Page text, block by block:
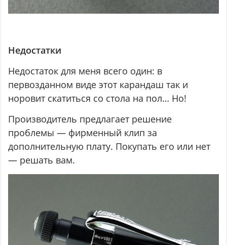
Недостатки
Недостаток для меня всего один: в
первозданном виде этот карандаш так и
норовит скатиться со стола на пол… Но!
Производитель предлагает решение
проблемы — фирменный клип за
дополнительную плату. Покупать его или нет
— решать вам.